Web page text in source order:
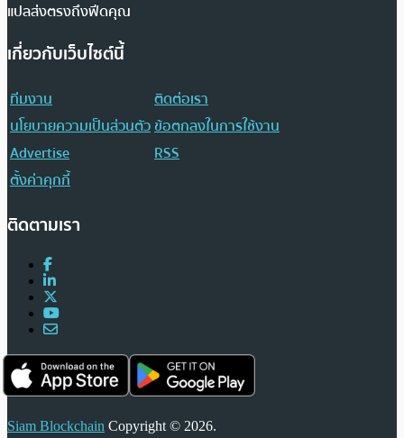
แปลส่งตรงถึงฟีดคุณ
เกี่ยวกับเว็บไซต์นี้
ทีมงาน
ติดต่อเรา
นโยบายความเป็นส่วนตัวข้อตกลงในการใช้งาน
Advertise
RSS
ตั้งค่าคุกกี้
ติดตามเรา
Siam Blockchain Copyright © 2026.